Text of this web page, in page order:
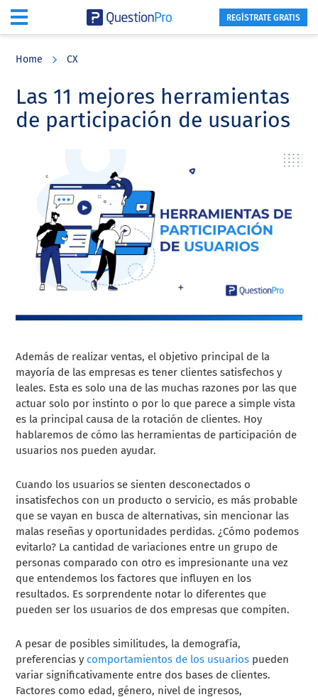
content
sidebar
REGÍSTRATE GRATIS
Home CX
Las 11 mejores herramientas
de participación de usuarios
Además de realizar ventas, el objetivo principal de la
mayoría de las empresas es tener clientes satisfechos y
leales. Esta es solo una de las muchas razones por las que
actuar solo por instinto o por lo que parece a simple vista
es la principal causa de la rotación de clientes. Hoy
hablaremos de cómo las herramientas de participación de
usuarios nos pueden ayudar.
Cuando los usuarios se sienten desconectados o
insatisfechos con un producto o servicio, es más probable
que se vayan en busca de alternativas, sin mencionar las
malas reseñas y oportunidades perdidas. ¿Cómo podemos
evitarlo? La cantidad de variaciones entre un grupo de
personas comparado con otro es impresionante una vez
que entendemos los factores que influyen en los
resultados. Es sorprendente notar lo diferentes que
pueden ser los usuarios de dos empresas que compiten.
A pesar de posibles similitudes, la demografía,
preferencias y comportamientos de los usuarios pueden
variar significativamente entre dos bases de clientes.
Factores como edad, género, nivel de ingresos,